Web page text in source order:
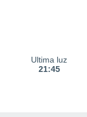
Última luz
21:45